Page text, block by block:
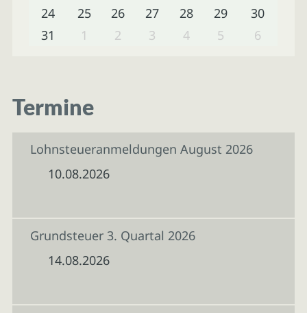
24
25 26 27 28 29
30
31
1 2 3 4 5 6
Termine
Lohnsteueranmeldungen August 2026
10.08.2026
Grundsteuer 3. Quartal 2026
14.08.2026